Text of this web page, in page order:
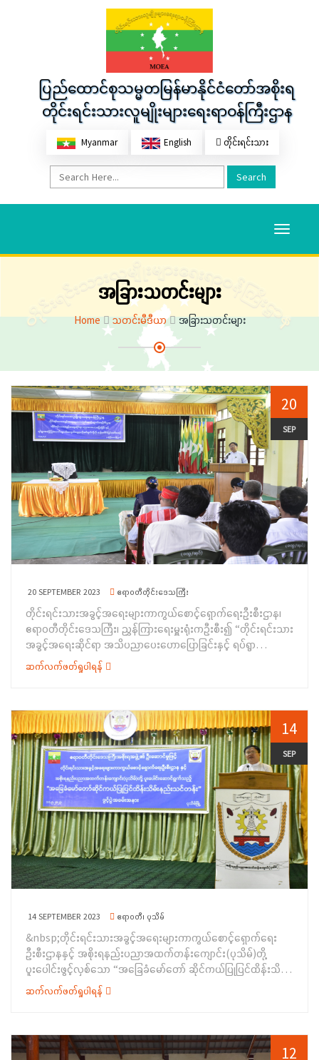
ပြည်ထောင်စုသမ္မတမြန်မာနိုင်ငံတော်အစိုးရ
တိုင်းရင်းသားလူမျိုးများရေးရာဝန်ကြီးဌာန
Myanmar English တိုင်းရင်းသား
Search
Toggle
အခြားသတင်းများ
Home သတင်းမီဒီယာ အခြားသတင်းများ
20
SEP
20 SEPTEMBER 2023 ဧရာဝတီတိုင်းဒေသကြီး
တိုင်းရင်းသားအခွင့်အရေးများကာကွယ်စောင့်ရှောက်ရေးဦးစီးဌာန၊
ဧရာဝတီတိုင်းဒေသကြီး၊ ညွှန်ကြားရေးမှူးရုံးကဦးစီး၍ “တိုင်းရင်းသား
အခွင့်အရေးဆိုင်ရာ အသိပညာပေးဟောပြောခြင်းနှင့် ရပ်ရွာ
အခြေပြုအသက်မွေးဝမ်းကျောင်းပညာလိုအပ်ချက်တို့ကို ဆန်းစစ်စီမံ
ခြင်းအစီအစဉ်”ကို (၁၇-၉-၂၀၂၃) ရက်နေ့တွင် ဧရာဝတီတိုင်းဒေသ
ဧရာသီရိသုခခန်းမ၌ ကျင်းပပြုလုပ်ခဲ့ပါသည်။ အခမ်းအနားတွင် တိုင်း
ဒေသကြီးအစိုးရအဖွဲ့ဝင် တိုင်းရင်းသားရေးရာဝန်ကြီး ဦးစောလင်း ခ
ယ်က အဖွင့်အမှာစကားပြောကြားခဲ့ပြီး ကန်ကြီးထောင့်မြို့နယ်အုပ်ချုပ်
ရေးမှူး ဦးမြင့်အောင်က မိတ်ဆက် စကားပြောကြားခဲ့ပါသည်။
ဆက်လက်၍ လူမှုဝန်ထမ်းဦးစီးဌာန၊ တိုင်းဦးစီးမှူး ဒေါ်မြမာလာစိုးက
ကိုယ်ဝန်ဆောင်မိခင်များအခွင့်အရေး၊ အမျိုးသမီးအခွင့်အရေး၊
ကလေးသူငယ် အခွင့်အရေး၊ မသန်စွမ်းအခွင့်အရေးများနှင့် လူမှုရေး
ပင်စင်စသည့် အကြောင်းအရာများကိုလည်း ကောင်း၊ တိုင်းရင်းသား
အခွင့်အရေးများကာကွယ်စောင့်ရှောက်ရေးဦးစီးဌာန၊ ဧရာဝတီတိုင်း
ဒေသကြီး၊ ညွှန်ကြားရေးမှူးရုံးမှ ဒုတိယညွှန်ကြားရေးမှူး ဒေါ်စန်းက
ဝန်ကြီးဌာနပေါ်ပေါက်လာပုံ၊ တိုင်းရင်းသား လူမျိုးများ၏
အခွင့်အရေးကာကွယ်စောင့်ရှောက်သည့် ဥပဒေ၊ နည်းဥပဒေများ
လည်းကောင်း ရှင်းလင်းပြောကြားခဲ့ပါသည်။&nbsp; ဆက်လက်၍
ကြီး၊ ညွှန်ကြားရေးမှူးရုံးမှ လက်ထောက်ညွှန်ကြားရေးမှူး ဒေါ်အေး
ကျော့ရီက ဦးစီးဌာန၏ လုပ်ငန်း ဆောင်ရွက်ချက်များနှင့်
TA/LTခန့်ထားခြင်းဆိုင်ရာ ကိစ္စရပ်များကိုလည်းကောင်း၊
တိုင်းရင်းသား အခွင့်အရေးများကာကွယ်စောင့်ရှောက်ရေးဦးစီးဌာန၊
ရှေ့ဆောင် စကားလုံးများ မှန်ကန်စွာ ရေးသွင်းဆောင်ရွက်နိုင်ရေး၊
အမုန်းစကားနှင့် အကြမ်းဖက်မှုဖြစ်စေရန် လှုံ့ဆော်မှုကို တားဆီးရေး
ဆက်လက်ဖတ်ရှုပါရန်
14
SEP
14 SEPTEMBER 2023 ဧရာဝတီ၊ ပုသိမ်
&nbsp;တိုင်းရင်းသားအခွင့်အရေးများကာကွယ်စောင့်ရှောက်ရေး
ဦးစီးဌာနနှင့် အစိုးရနည်းပညာအထက်တန်းကျောင်း(ပုသိမ်)တို့
ပူးပေါင်းဖွင့်လှစ်သော “အခြေခံမော်တော် ဆိုင်ကယ်ပြုပြင်ထိန်းသိမ်း
နည်းသင်တန်း” ဖွင့်ပွဲအခမ်းအနားကို (၁၁-၉-၂၀၂၃)ရက်နေ့
နံနက်(၈:၀၀)နာရီ အချိန်တွင် ပုသိမ်မြို့၊ အစိုးရနည်းပညာ အထက်
&nbsp;အစီအစဉ်အရ တိုင်းဒေသကြီးအစိုးရအဖွဲ့ဝင် တိုင်ရင်းသား
ရေးရာဝန်ကြီး ဦးစောလင်းခယ်က အဖွင့်အမှာစကားပြောကြားခဲ့ပြီး
ဆက်လက်ဖတ်ရှုပါရန်
12